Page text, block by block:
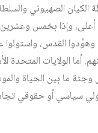
الكيان الصهيوني
وإذا بخمس وعشرين
القدس،
أما الولايات المتحدة
ما بين الحياة
سياسي أو حقوقي